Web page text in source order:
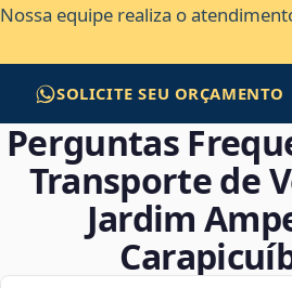
Nossa equipe realiza o
SOLICITE SEU ORÇAMENTO
Perguntas
Transporte de
Jardim